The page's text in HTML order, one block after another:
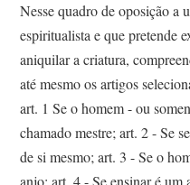
Nesse quadro de oposição a
espiritualista e que pretende
aniquilar a criatura,
até mesmo os artigos
art. 1 Se o homem - ou
chamado mestre; art. 2 - Se
de si mesmo; art. 3 - Se o